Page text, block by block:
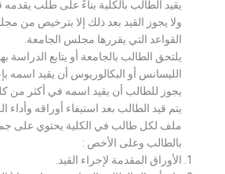
يقيد الطالب بالكلية بناءً على طلب يقدمه
ولا يجوز القيد بعد ذلك إلا بترخيص من
القواعد التي يقررها مجلس الجامعة.
يلتحق الطالب بالجامعة أو يتابع
الليسانس أو البكالوريوس أن يقيد اسمه
يجوز للطالب أن يقيد اسمه في أكثر من
يتم قيد الطالب بعد استيفاء أوراقه وأداء
ملف لكل طالب في الكلية يحتوي على
بالطالب وعلى الأخص :
الأوراق المقدمة لإجراء القيد.